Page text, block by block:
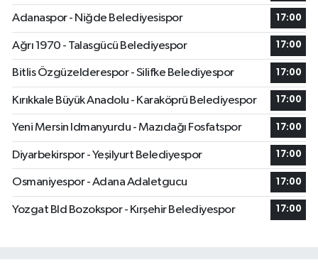
Adanaspor - Niğde Belediyesispor 17:00
Ağrı 1970 - Talasgücü Belediyespor 17:00
Bitlis Özgüzelderespor - Silifke Belediyespor 17:00
Kırıkkale Büyük Anadolu - Karaköprü Belediyespor 17:00
Yeni Mersin Idmanyurdu - Mazıdağı Fosfatspor 17:00
Diyarbekirspor - Yeşilyurt Belediyespor 17:00
Osmaniyespor - Adana Adaletgucu 17:00
Yozgat Bld Bozokspor - Kırşehir Belediyespor 17:00